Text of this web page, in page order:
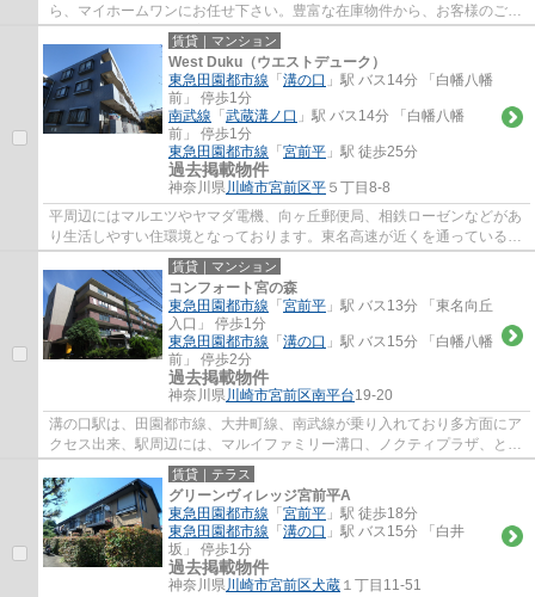
ら、マイホームワンにお任せ下さい。豊富な在庫物件から、お客様のご要
望に合うお部屋をご提案致します。
賃貸｜マンション
West Duku（ウエストデューク）
東急田園都市線 「 溝の口 」駅 バス14分 「白幡八幡
前」 停歩1分
南武線 「 武蔵溝ノ口 」駅 バス14分 「白幡八幡
前」 停歩1分
東急田園都市線 「 宮前平 」駅 徒歩25分
過去掲載物件
神奈川県川崎市宮前区平 ５丁目8-8
平周辺にはマルエツやヤマダ電機、向ヶ丘郵便局、相鉄ローゼンなどがあ
り生活しやすい住環境となっております。東名高速が近くを通っているの
で、お車をお持ちの方は楽々遠征にもお出...
賃貸｜マンション
コンフォート宮の森
東急田園都市線 「 宮前平 」駅 バス13分 「東名向丘
入口」 停歩1分
東急田園都市線 「 溝の口 」駅 バス15分 「白幡八幡
前」 停歩2分
過去掲載物件
神奈川県川崎市宮前区南平台19-20
溝の口駅は、田園都市線、大井町線、南武線が乗り入れており多方面にア
クセス出来、駅周辺には、マルイファミリー溝口、ノクティプラザ、とい
ったデパートやレストラン街、イトーヨー...
賃貸｜テラス
グリーンヴィレッジ宮前平A
東急田園都市線 「 宮前平 」駅 徒歩18分
東急田園都市線 「 溝の口 」駅 バス15分 「白井
坂」 停歩1分
過去掲載物件
神奈川県川崎市宮前区犬蔵 １丁目11-51